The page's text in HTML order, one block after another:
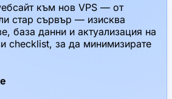
към нов VPS — от
стар сървър — изисква
база данни и актуализация на
checklist, за да минимизирате